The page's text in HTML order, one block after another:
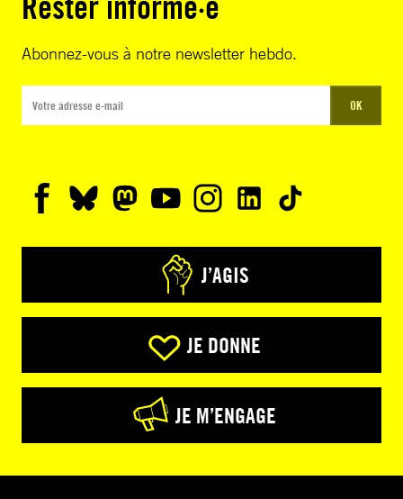
Abonnez-vous à notre newsletter hebdo.
OK
J’AGIS
JE DONNE
JE M’ENGAGE